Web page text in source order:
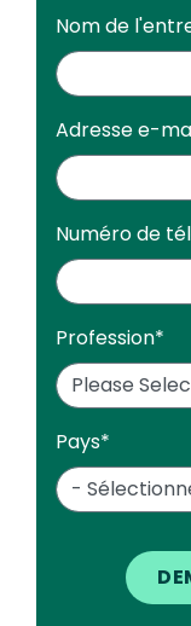
Nom de
Adresse e-
Numéro de
Profession*
Pays*